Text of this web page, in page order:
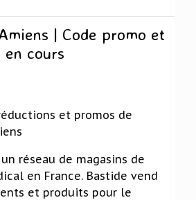
| Code promo et
en cours
et promos de
réseau de magasins de
en France. Bastide vend
et produits pour le